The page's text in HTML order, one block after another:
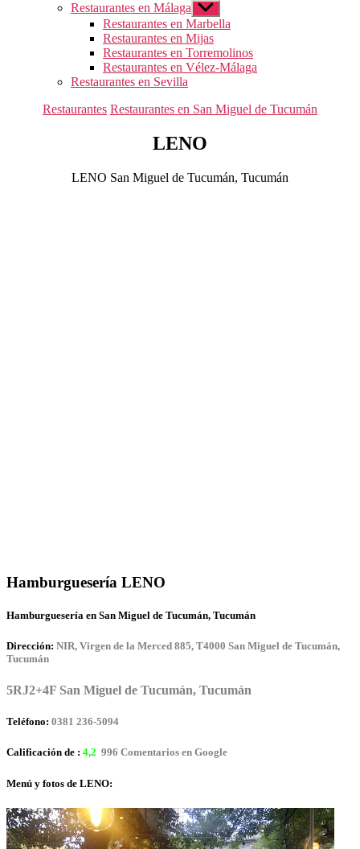
Restaurantes en Málaga Mostrar
el
submenú
Restaurantes en Marbella
Restaurantes en Mijas
Restaurantes en Torremolinos
Restaurantes en Vélez-Málaga
Restaurantes en Sevilla
Categorías
Restaurantes Restaurantes en San Miguel de Tucumán
LENO
LENO San Miguel de Tucumán, Tucumán
Hamburguesería LENO
Hamburguesería en San Miguel de Tucumán, Tucumán
Dirección: NIR, Virgen de la Merced 885, T4000 San Miguel de Tucumán,
Tucumán
5RJ2+4F San Miguel de Tucumán, Tucumán
Teléfono: 0381 236-5094
Calificación de : 4,2 996 Comentarios en Google
Menú y fotos de LENO: